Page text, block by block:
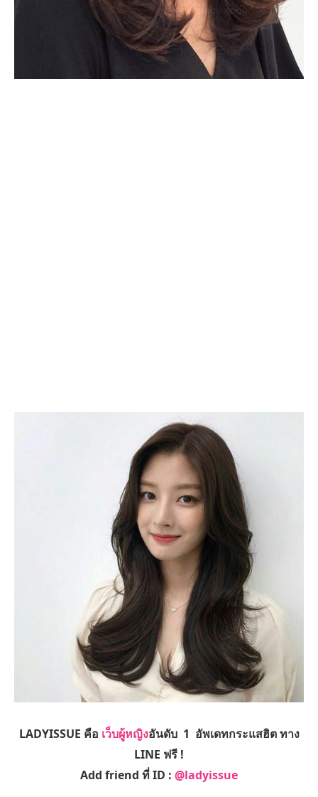
LADYISSUE คือ เว็บผู้หญิงอันดับ 1 อัพเดทกระแสฮิต ทาง
LINE ฟรี !
Add friend ที่ ID : @ladyissue